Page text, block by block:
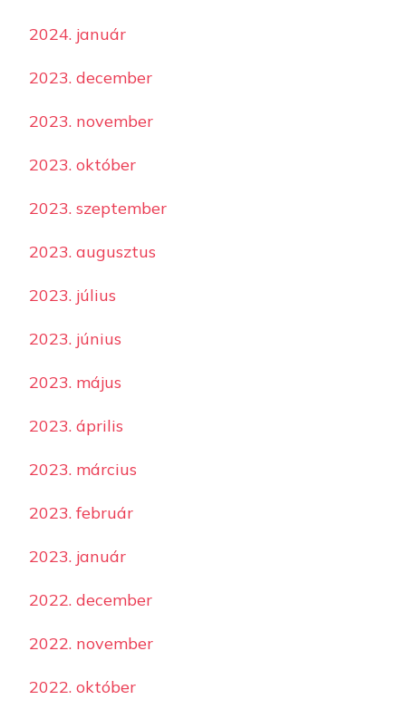
2024. január
2023. december
2023. november
2023. október
2023. szeptember
2023. augusztus
2023. július
2023. június
2023. május
2023. április
2023. március
2023. február
2023. január
2022. december
2022. november
2022. október